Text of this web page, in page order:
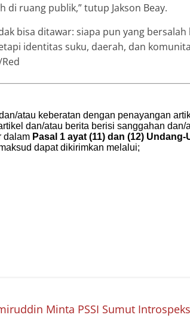
ruang publik,” tutup Jakson Beay.
bisa ditawar: siapa pun yang bersalah
identitas suku, daerah, dan
Minta PSSI Sumut